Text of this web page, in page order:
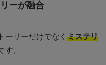
ーが融合
ーリーだけでなく ミステリ
す。